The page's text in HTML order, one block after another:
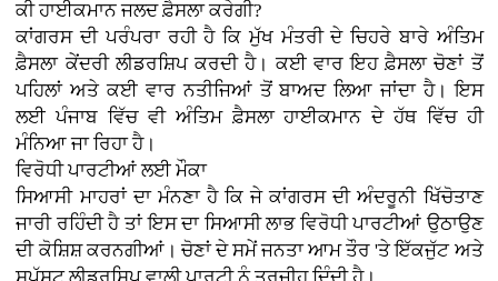
ਕੀ ਹਾਈਕਮਾਨ ਜਲਦ ਫ਼ੈਸਲਾ ਕਰੇਗੀ?
ਕਾਂਗਰਸ ਦੀ ਪਰੰਪਰਾ ਰਹੀ ਹੈ ਕਿ ਮੁੱਖ ਮੰਤਰੀ ਦੇ ਚਿਹਰੇ ਬਾਰੇ ਅੰਤਿਮ
ਫ਼ੈਸਲਾ ਕੇਂਦਰੀ ਲੀਡਰਸ਼ਿਪ ਕਰਦੀ ਹੈ। ਕਈ ਵਾਰ ਇਹ ਫ਼ੈਸਲਾ ਚੋਣਾਂ ਤੋਂ
ਪਹਿਲਾਂ ਅਤੇ ਕਈ ਵਾਰ ਨਤੀਜਿਆਂ ਤੋਂ ਬਾਅਦ ਲਿਆ ਜਾਂਦਾ ਹੈ। ਇਸ
ਲਈ ਪੰਜਾਬ ਵਿੱਚ ਵੀ ਅੰਤਿਮ ਫ਼ੈਸਲਾ ਹਾਈਕਮਾਨ ਦੇ ਹੱਥ ਵਿੱਚ ਹੀ
ਮੰਨਿਆ ਜਾ ਰਿਹਾ ਹੈ।
ਵਿਰੋਧੀ ਪਾਰਟੀਆਂ ਲਈ ਮੌਕਾ
ਸਿਆਸੀ ਮਾਹਰਾਂ ਦਾ ਮੰਨਣਾ ਹੈ ਕਿ ਜੇ ਕਾਂਗਰਸ ਦੀ ਅੰਦਰੂਨੀ ਖਿੱਚੋਤਾਣ
ਜਾਰੀ ਰਹਿੰਦੀ ਹੈ ਤਾਂ ਇਸ ਦਾ ਸਿਆਸੀ ਲਾਭ ਵਿਰੋਧੀ ਪਾਰਟੀਆਂ ਉਠਾਉਣ
ਦੀ ਕੋਸ਼ਿਸ਼ ਕਰਨਗੀਆਂ। ਚੋਣਾਂ ਦੇ ਸਮੇਂ ਜਨਤਾ ਆਮ ਤੌਰ 'ਤੇ ਇੱਕਜੁੱਟ ਅਤੇ